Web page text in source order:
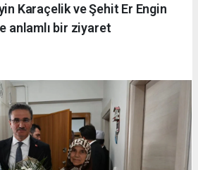
Karaçelik ve Şehit Er Engin
anlamlı bir ziyaret